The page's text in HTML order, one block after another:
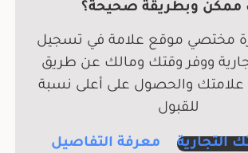
ممكن وبطريقة صحيحة؟
مختصي موقع علامة في تسجيل
ووفر وقتك ومالك عن طريق
والحصول على أعلى نسبة
للقبول
معرفة التفاصيل التجارية